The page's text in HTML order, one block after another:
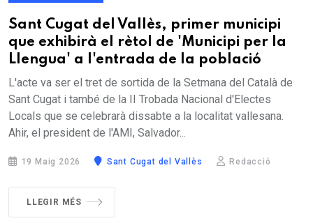
Sant Cugat del Vallès, primer municipi
que exhibirà el rètol de 'Municipi per la
Llengua' a l'entrada de la població
L'acte va ser el tret de sortida de la Setmana del Català de
Sant Cugat i també de la II Trobada Nacional d'Electes
Locals que se celebrarà dissabte a la localitat vallesana.
Ahir, el president de l'AMI, Salvador...
19 Maig 2026 Sant Cugat del Vallès Redacció
LLEGIR MÉS